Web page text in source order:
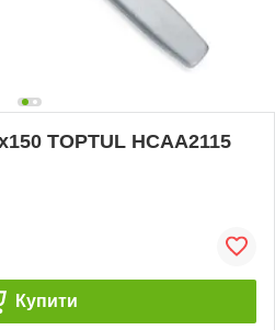
TOPTUL HCAA2115
Купити